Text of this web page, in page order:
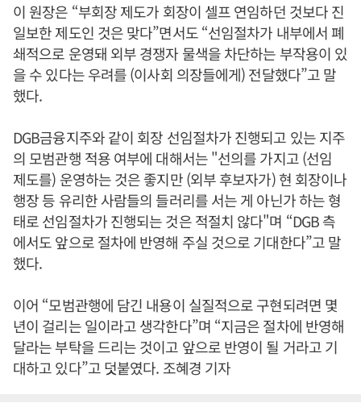
이 원장은 “부회장 제도가 회장이 셀프 연임하던 것보다 진
일보한 제도인 것은 맞다”면서도 “선임절차가 내부에서 폐
쇄적으로 운영돼 외부 경쟁자 물색을 차단하는 부작용이 있
을 수 있다는 우려를 (이사회 의장들에게) 전달했다”고 말
했다.
DGB금융지주와 같이 회장 선임절차가 진행되고 있는 지주
의 모범관행 적용 여부에 대해서는 "선의를 가지고 (선임
제도를) 운영하는 것은 좋지만 (외부 후보자가) 현 회장이나
행장 등 유리한 사람들의 들러리를 서는 게 아닌가 하는 형
태로 선임절차가 진행되는 것은 적절치 않다"며 “DGB 측
에서도 앞으로 절차에 반영해 주실 것으로 기대한다”고 말
했다.
이어 “모범관행에 담긴 내용이 실질적으로 구현되려면 몇
년이 걸리는 일이라고 생각한다”며 “지금은 절차에 반영해
달라는 부탁을 드리는 것이고 앞으로 반영이 될 거라고 기
대하고 있다”고 덧붙였다. 조혜경 기자